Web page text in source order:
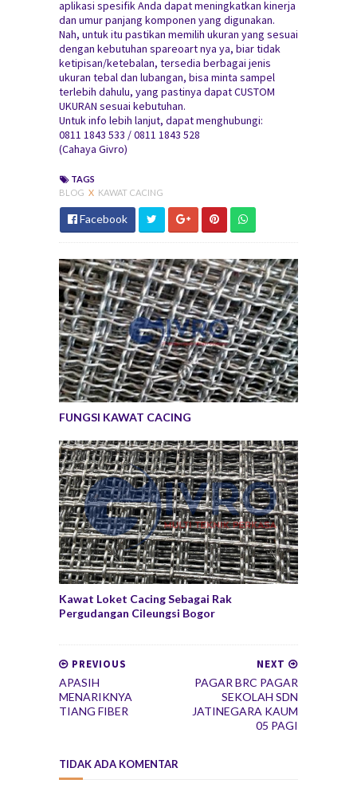
aplikasi spesifik Anda dapat meningkatkan kinerja
dan umur panjang komponen yang digunakan.
Nah, untuk itu pastikan memilih ukuran yang sesuai
dengan kebutuhan spareoart nya ya, biar tidak
ketipisan/ketebalan, tersedia berbagai jenis
ukuran tebal dan lubangan, bisa minta sampel
terlebih dahulu, yang pastinya dapat CUSTOM
UKURAN sesuai kebutuhan.
Untuk info lebih lanjut, dapat menghubungi:
0811 1843 533 / 0811 1843 528
(Cahaya Givro)
TAGS
BLOG X KAWAT CACING
Facebook
FUNGSI KAWAT CACING
Kawat Loket Cacing Sebagai Rak
Pergudangan Cileungsi Bogor
NEXT
PAGAR BRC PAGAR
SEKOLAH SDN
JATINEGARA KAUM
05 PAGI
PREVIOUS
APASIH
MENARIKNYA
TIANG FIBER
TIDAK ADA KOMENTAR